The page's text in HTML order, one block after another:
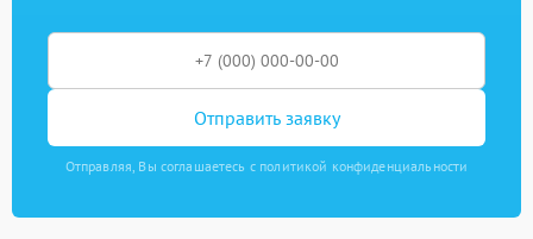
Отправить заявку
Отправляя, Вы соглашаетесь с политикой конфиденциальности